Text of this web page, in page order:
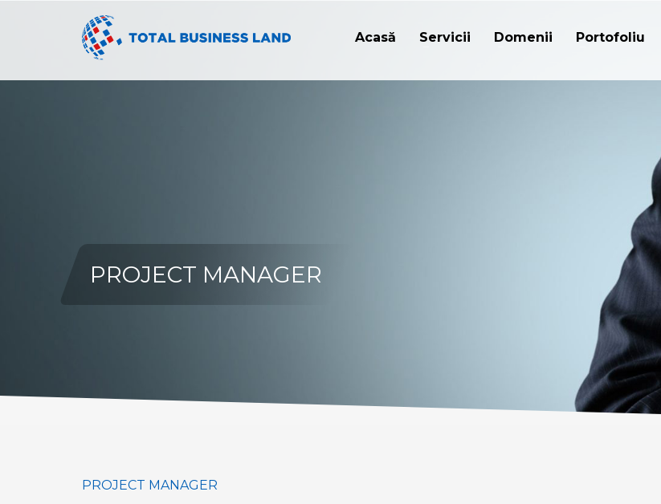
Acasă Servicii Domenii Portofoliu
PROJECT MANAGER
PROJECT MANAGER